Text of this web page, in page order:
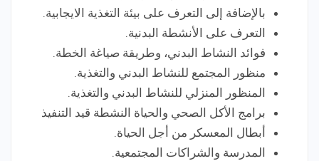
بالإضافة إلى التعرف على بيئة التغذية الايجابية.
التعرف على الأنشطة البدنية.
فوائد النشاط البدني، وطريقة صياغة الخطة.
منظور المجتمع للنشاط البدني والتغذية.
المنظور المنزلي للنشاط البدني والتغذية.
برامج الأكل الصحي والحياة النشطة قيد التنفيذ
أبطال المعسكر من أجل الحياة.
المدرسة والشراكات المجتمعية.